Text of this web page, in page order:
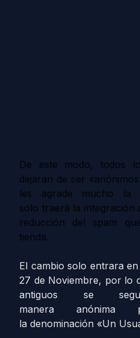
De este modo, todos
dejaran de ser
les agrade mucho
solo traerá la integración
reducción del spam
tienda.
El cambio solo entrara
27 de Noviembre, por lo
antiguos se
manera
la denominación «Un